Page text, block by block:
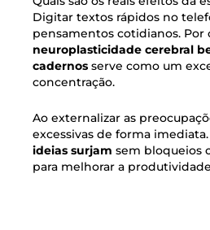
Digitar textos rápidos no
pensamentos cotidianos. Por
neuroplasticidade cerebral
cadernos serve como um
concentração.
Ao externalizar as
excessivas de forma
ideias surjam sem bloqueios
para melhorar a